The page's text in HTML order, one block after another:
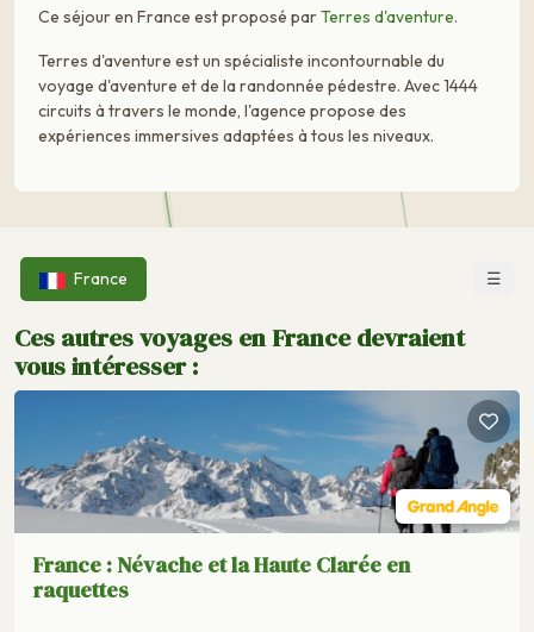
Ce séjour en France est proposé parTerres d'aventure.
Terres d'aventure est un spécialiste incontournable du
voyage d'aventure et de la randonnée pédestre. Avec 1444
circuits à travers le monde, l'agence propose des
expériences immersives adaptées à tous les niveaux.
France ☰
Ces autres voyages en France devraient
vous intéresser :
France : Névache et la Haute Clarée en
raquettes